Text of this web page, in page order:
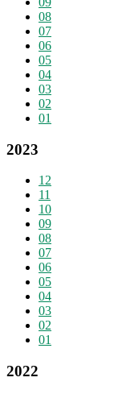
08
07
06
05
04
03
02
01
2023
12
11
10
09
08
07
06
05
04
03
02
01
2022